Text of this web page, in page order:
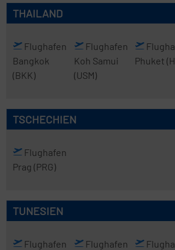
THAILAND
Flughafen
Bangkok
(BKK)
Flughafen
Koh Samui
(USM)
Phuket
TSCHECHIEN
Flughafen
Prag (PRG)
TUNESIEN
Flughafen
Flughafen